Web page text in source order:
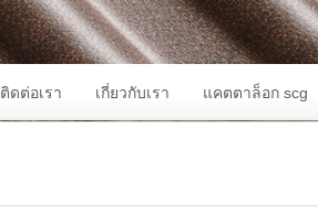
ติดต่อเรา เกี่ยวกับเรา แคตตาล็อก scg